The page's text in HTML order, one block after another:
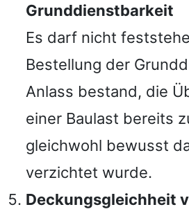
Grunddienstbarkeit
Es darf nicht
Bestellung der
Anlass bestand, die
einer Baulast bereits
gleichwohl bewusst
verzichtet wurde.
Deckungsgleichheit